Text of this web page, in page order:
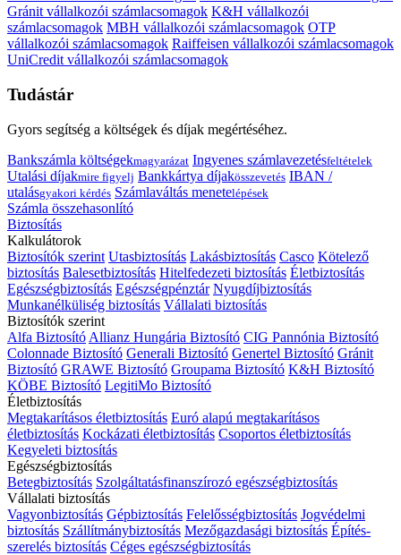
Gránit vállalkozói számlacsomagok K&H vállalkozói
számlacsomagok MBH vállalkozói számlacsomagok OTP
vállalkozói számlacsomagok Raiffeisen vállalkozói számlacsomagok
UniCredit vállalkozói számlacsomagok
Tudástár
Gyors segítség a költségek és díjak megértéséhez.
Bankszámla költségekmagyarázat Ingyenes számlavezetésfeltételek
Utalási díjakmire figyelj Bankkártya díjakösszevetés IBAN /
utalásgyakori kérdés Számlaváltás menetelépések
Számla összehasonlító
Biztosítás
Kalkulátorok
Biztosítók szerint Utasbiztosítás Lakásbiztosítás Casco Kötelező
biztosítás Balesetbiztosítás Hitelfedezeti biztosítás Életbiztosítás
Egészségbiztosítás Egészségpénztár Nyugdíjbiztosítás
Munkanélküliség biztosítás Vállalati biztosítás
Biztosítók szerint
Alfa Biztosító Allianz Hungária Biztosító CIG Pannónia Biztosító
Colonnade Biztosító Generali Biztosító Genertel Biztosító Gránit
Biztosító GRAWE Biztosító Groupama Biztosító K&H Biztosító
KÖBE Biztosító LegitiMo Biztosító
Életbiztosítás
Megtakarításos életbiztosítás Euró alapú megtakarításos
életbiztosítás Kockázati életbiztosítás Csoportos életbiztosítás
Kegyeleti biztosítás
Egészségbiztosítás
Betegbiztosítás Szolgáltatásfinanszírozó egészségbiztosítás
Vállalati biztosítás
Vagyonbiztosítás Gépbiztosítás Felelősségbiztosítás Jogvédelmi
biztosítás Szállítmánybiztosítás Mezőgazdasági biztosítás Építés-
szerelés biztosítás Céges egészségbiztosítás